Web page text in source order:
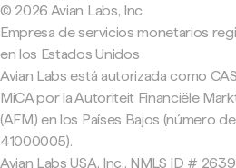
© 2026 Avian Labs, Inc
Empresa de servicios monetarios
en los Estados Unidos
Avian Labs está autorizada como
MiCA por la Autoriteit Financiële
(AFM) en los Países Bajos (número
41000005).
Avian Labs USA, Inc., NMLS ID #